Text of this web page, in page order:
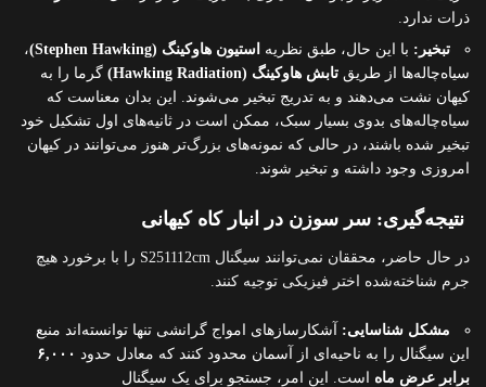
ذرات ندارد.
تبخیر: با این حال، طبق نظریه استیون هاوکینگ (Stephen Hawking)
،
سیاه‌چاله‌ها از طریق تابش هاوکینگ (Hawking Radiation)
گرما را به
کیهان نشت می‌دهند و به تدریج تبخیر می‌شوند. این بدان معناست که
سیاه‌چاله‌های بدوی بسیار سبک، ممکن است در ثانیه‌های اول تشکیل خود
تبخیر شده باشند، در حالی که نمونه‌های بزرگ‌تر هنوز می‌توانند در کیهان
امروزی وجود داشته و تبخیر شوند.
نتیجه‌گیری: سر سوزن در انبار کاه کیهانی
در حال حاضر، محققان نمی‌توانند سیگنال S251112cm را با برخورد هیچ
جرم شناخته‌شده اختر فیزیکی توجیه کنند.
مشکل شناسایی: آشکارسازهای امواج گرانشی تنها توانسته‌اند منبع
این سیگنال را به ناحیه‌ای از آسمان محدود کنند که معادل حدود ۶,۰۰۰
برابر عرض ماه است. این امر، جستجو برای یک سیگنال